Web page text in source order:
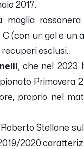
2017.
maglia
(con un gol e un
recuperi esclusi.
, che nel 2023
Primavera
proprio nel
Stellone
2020